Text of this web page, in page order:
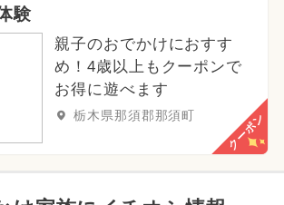
験
親子のおでかけにおすす
め！4歳以上もクーポンで
お得に遊べます
栃木県那須郡那須町 クーポン